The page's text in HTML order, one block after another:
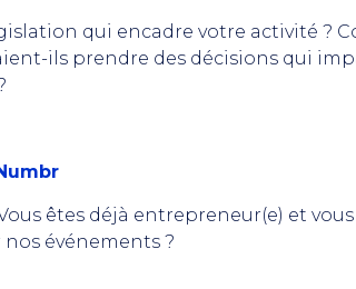
qui encadre votre activité ?
ils prendre des décisions qui
êtes déjà entrepreneur(e) et
événements ?